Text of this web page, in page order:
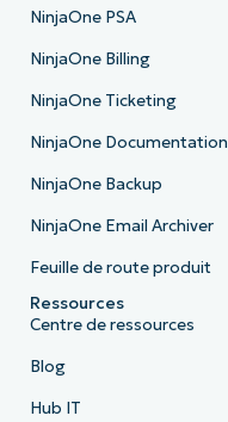
NinjaOne PSA
NinjaOne Billing
NinjaOne Ticketing
NinjaOne Documentation
NinjaOne Backup
NinjaOne Email Archiver
Feuille de route produit
Ressources
Centre de ressources
Blog
Hub IT